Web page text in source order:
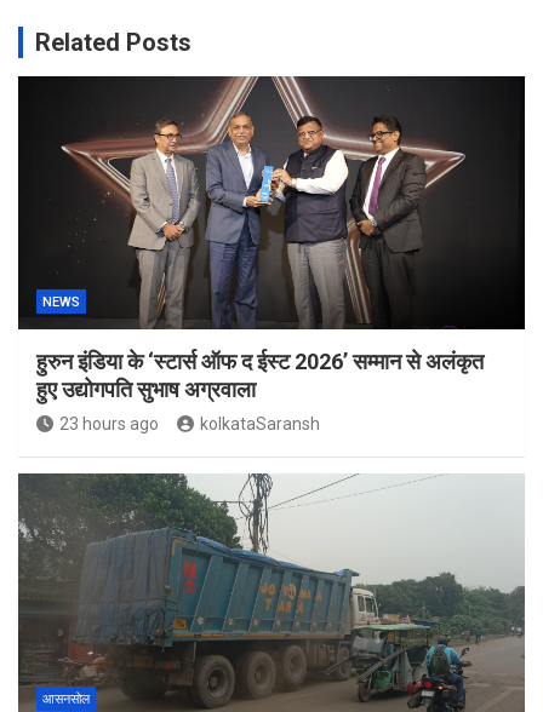
Related Posts
NEWS
हुरुन इंडिया के ‘स्टार्स ऑफ द ईस्ट 2026’ सम्मान से अलंकृत
हुए उद्योगपति सुभाष अग्रवाला
23 hours ago kolkataSaransh
आसनसोल